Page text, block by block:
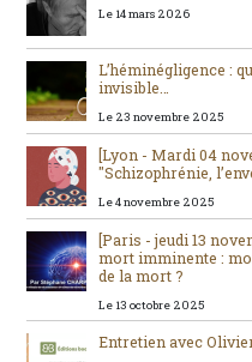
Le 14 mars 2026
L’héminégligence :
invisible…
Le 23 novembre 2025
[Lyon - Mardi 04
"Schizophrénie,
Le 4 novembre 2025
[Paris - jeudi 13
mort imminente :
de la mort ?
Le 13 octobre 2025
Entretien avec